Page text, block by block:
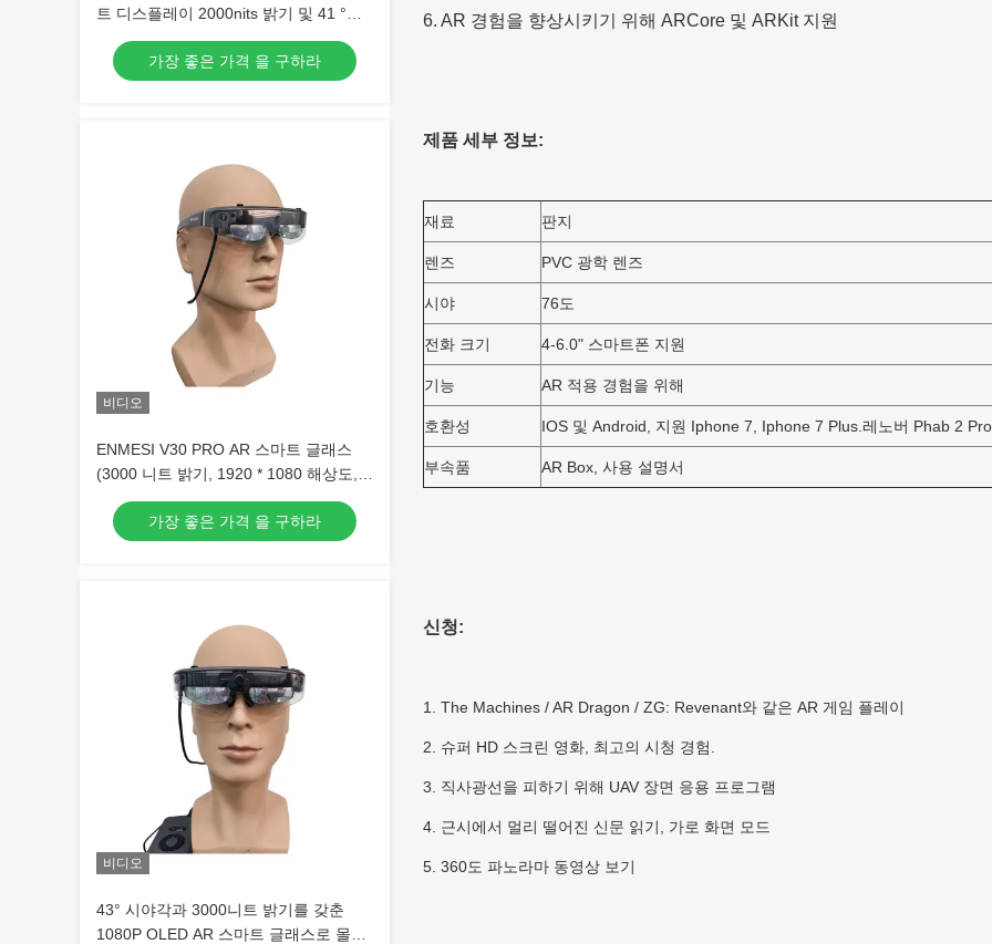
트 디스플레이 2000nits 밝기 및 41 °
FOV AR 안경
가장 좋은 가격 을 구하라
비디오
ENMESI V30 PRO AR 스마트 글래스
(3000 니트 밝기, 1920 * 1080 해상도,
13MP 카메라 포함)
가장 좋은 가격 을 구하라
비디오
43° 시야각과 3000니트 밝기를 갖춘
1080P OLED AR 스마트 글래스로 몰입
6. AR 경험을 향상시키기 위해 ARCore 및 ARKit 지원
제품 세부 정보:
재료 판지
렌즈 PVC 광학 렌즈
시야 76도
전화 크기 4-6.0" 스마트폰 지원
기능 AR 적용 경험을 위해
호환성 IOS 및 Android, 지원 Iphone 7, Iphone 7 Plus.레노버 Phab 2
부속품 AR Box, 사용 설명서
신청:
1. The Machines / AR Dragon / ZG: Revenant와 같은 AR 게임 플레이
2. 슈퍼 HD 스크린 영화, 최고의 시청 경험.
3. 직사광선을 피하기 위해 UAV 장면 응용 프로그램
4. 근시에서 멀리 떨어진 신문 읽기, 가로 화면 모드
5. 360도 파노라마 동영상 보기